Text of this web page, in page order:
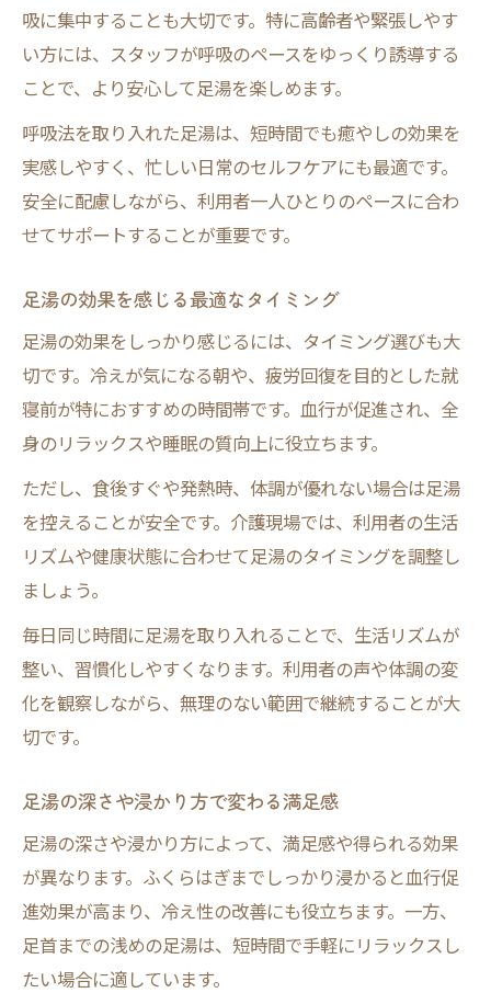
吸に集中することも大切です。特に高齢者や緊張しやす
い方には、スタッフが呼吸のペースをゆっくり誘導する
ことで、より安心して足湯を楽しめます。
呼吸法を取り入れた足湯は、短時間でも癒やしの効果を
実感しやすく、忙しい日常のセルフケアにも最適です。
安全に配慮しながら、利用者一人ひとりのペースに合わ
せてサポートすることが重要です。
足湯の効果を感じる最適なタイミング
足湯の効果をしっかり感じるには、タイミング選びも大
切です。冷えが気になる朝や、疲労回復を目的とした就
寝前が特におすすめの時間帯です。血行が促進され、全
身のリラックスや睡眠の質向上に役立ちます。
ただし、食後すぐや発熱時、体調が優れない場合は足湯
を控えることが安全です。介護現場では、利用者の生活
リズムや健康状態に合わせて足湯のタイミングを調整し
ましょう。
毎日同じ時間に足湯を取り入れることで、生活リズムが
整い、習慣化しやすくなります。利用者の声や体調の変
化を観察しながら、無理のない範囲で継続することが大
切です。
足湯の深さや浸かり方で変わる満足感
足湯の深さや浸かり方によって、満足感や得られる効果
が異なります。ふくらはぎまでしっかり浸かると血行促
進効果が高まり、冷え性の改善にも役立ちます。一方、
足首までの浅めの足湯は、短時間で手軽にリラックスし
たい場合に適しています。